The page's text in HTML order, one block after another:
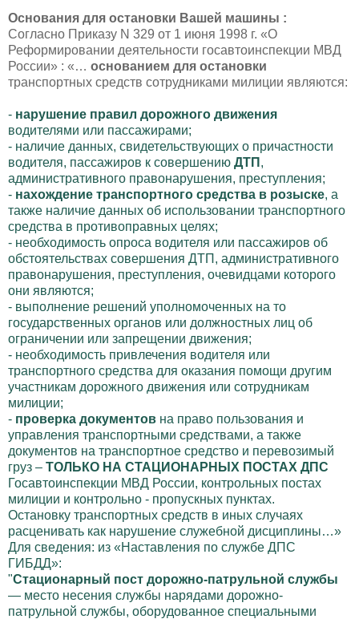
Основания для остановки Вашей машины :
Согласно Приказу N 329 от 1 июня 1998 г. «О
Реформировании деятельности госавтоинспекции МВД
России» : «… основанием для остановки
транспортных средств сотрудниками милиции являются:
- нарушение правил дорожного движения
водителями или пассажирами;
- наличие данных, свидетельствующих о причастности
водителя, пассажиров к совершению ДТП ,
административного правонарушения, преступления;
- нахождение транспортного средства в розыске, а
также наличие данных об использовании транспортного
средства в противоправных целях;
- необходимость опроса водителя или пассажиров об
обстоятельствах совершения ДТП, административного
правонарушения, преступления, очевидцами которого
они являются;
- выполнение решений уполномоченных на то
государственных органов или должностных лиц об
ограничении или запрещении движения;
- необходимость привлечения водителя или
транспортного средства для оказания помощи другим
участникам дорожного движения или сотрудникам
милиции;
- проверка документов на право пользования и
управления транспортными средствами, а также
документов на транспортное средство и перевозимый
груз – ТОЛЬКО НА СТАЦИОНАРНЫХ ПОСТАХ ДПС
Госавтоинспекции МВД России, контрольных постах
милиции и контрольно - пропускных пунктах.
Остановку транспортных средств в иных случаях
расценивать как нарушение служебной дисциплины…»
Для сведения: из «Наставления по службе ДПС
ГИБДД»:
"Стационарный пост дорожно-патрульной службы
— место несения службы нарядами дорожно-
патрульной службы, оборудованное специальными